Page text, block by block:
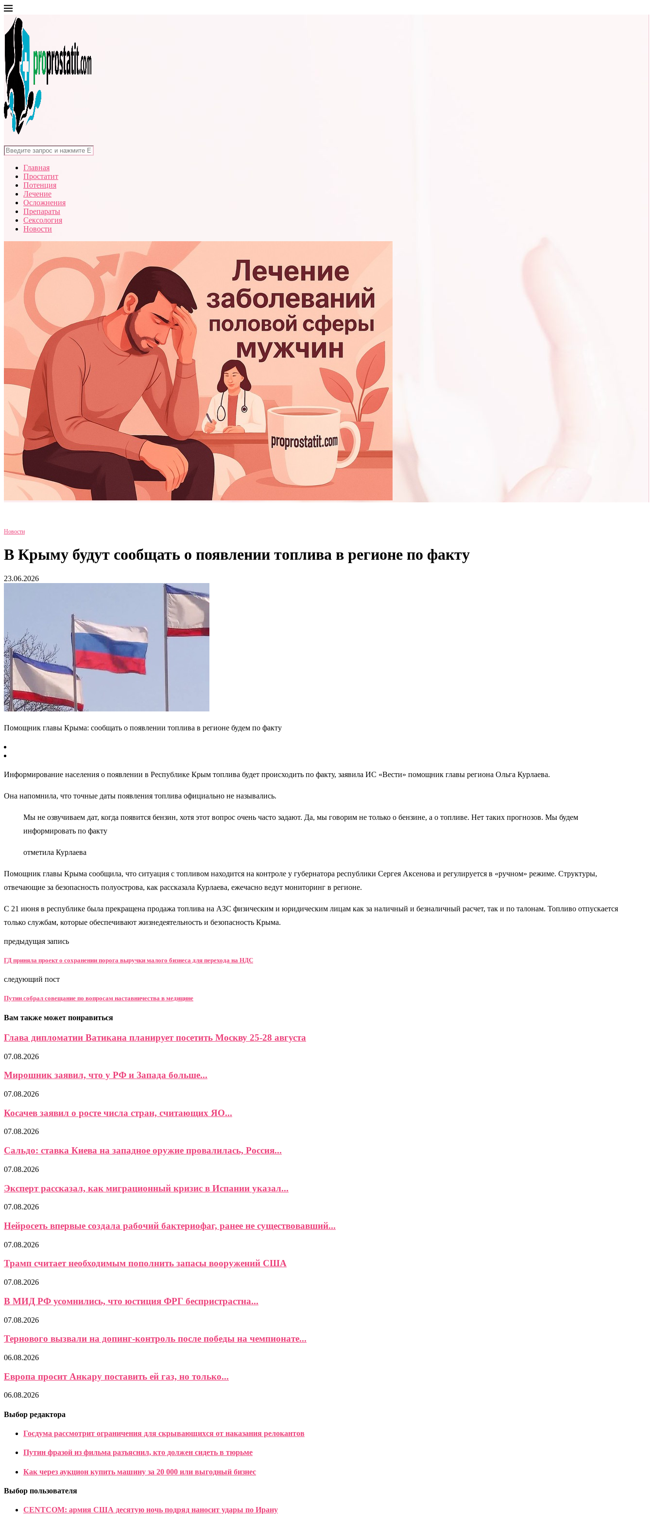
Главная
Простатит
Потенция
Лечение
Осложнения
Препараты
Сексология
Новости
Новости
В Крыму будут сообщать о появлении топлива в регионе по факту
23.06.2026
Помощник главы Крыма: сообщать о появлении топлива в регионе будем по факту
Информирование населения о появлении в Республике Крым топлива будет происходить по факту, заявила ИС «Вести» помощник главы региона Ольга Курлаева.
Она напомнила, что точные даты появления топлива официально не назывались.
Мы не озвучиваем дат, когда появится бензин, хотя этот вопрос очень часто задают. Да, мы говорим не только о бензине, а о топливе. Нет таких прогнозов. Мы будем
информировать по факту
отметила Курлаева
Помощник главы Крыма сообщила, что ситуация с топливом находится на контроле у губернатора республики Сергея Аксенова и регулируется в «ручном» режиме. Структуры,
отвечающие за безопасность полуострова, как рассказала Курлаева, ежечасно ведут мониторинг в регионе.
С 21 июня в республике была прекращена продажа топлива на АЗС физическим и юридическим лицам как за наличный и безналичный расчет, так и по талонам. Топливо отпускается
только службам, которые обеспечивают жизнедеятельность и безопасность Крыма.
предыдущая запись
ГД приняла проект о сохранении порога выручки малого бизнеса для перехода на НДС
следующий пост
Путин собрал совещание по вопросам наставничества в медицине
Вам также может понравиться
Глава дипломатии Ватикана планирует посетить Москву 25-28 августа
07.08.2026
Мирошник заявил, что у РФ и Запада больше...
07.08.2026
Косачев заявил о росте числа стран, считающих ЯО...
07.08.2026
Сальдо: ставка Киева на западное оружие провалилась, Россия...
07.08.2026
Эксперт рассказал, как миграционный кризис в Испании указал...
07.08.2026
Нейросеть впервые создала рабочий бактериофаг, ранее не существовавший...
07.08.2026
Трамп считает необходимым пополнить запасы вооружений США
07.08.2026
В МИД РФ усомнились, что юстиция ФРГ беспристрастна...
07.08.2026
Тернового вызвали на допинг-контроль после победы на чемпионате...
06.08.2026
Европа просит Анкару поставить ей газ, но только...
06.08.2026
Выбор редактора
Госдума рассмотрит ограничения для скрывающихся от наказания релокантов
Путин фразой из фильма разъяснил, кто должен сидеть в тюрьме
Как через аукцион купить машину за 20 000 или выгодный бизнес
Выбор пользователя
CENTCOM: армия США десятую ночь подряд наносит удары по Ирану